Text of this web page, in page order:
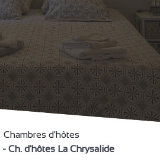
Chambres d'hôtes
Ch. d'hôtes La Chrysalide